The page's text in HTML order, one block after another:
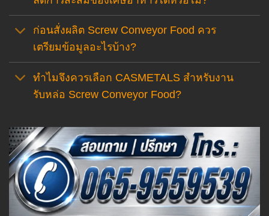
ก่อนสั่งผลิต Screw Conveyor Food ควร
เตรียมข้อมูลอะไรบ้าง?
ทำไมจึงควรเลือก CASMETALS สำหรับงาน
รับหล่อ Screw Conveyor Food?